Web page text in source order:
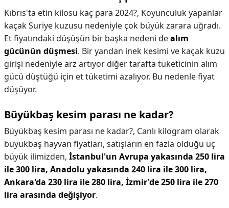
Kıbrıs'ta etin kilosu kaç para 2024?, Koyunculuk yapanlar
kaçak Suriye kuzusu nedeniyle çok büyük zarara uğradı.
Et fiyatındaki düşüşün bir başka nedeni dealım
gücünün düşmesi. Bir yandan inek kesimi ve kaçak kuzu
girişi nedeniyle arz artıyor diğer tarafta tüketicinin alım
gücü düştüğü için et tüketimi azalıyor. Bu nedenle fiyat
düşüyor.
Büyükbaş kesim parası ne kadar?
Büyükbaş kesim parası ne kadar?, Canlı kilogram olarak
büyükbaş hayvan fiyatları, satışların en fazla olduğu üç
büyük ilimizden, İstanbul'un Avrupa yakasında 250 lira
ile 300 lira, Anadolu yakasında 240 lira ile 300 lira,
Ankara'da 230 lira ile 280 lira, İzmir'de 250 lira ile 270
lira arasında değişiyor.